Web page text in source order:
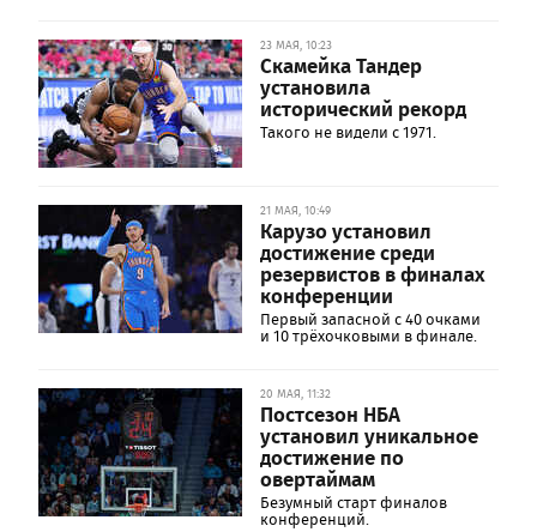
23 МАЯ, 10:23
Скамейка Тандер
установила
исторический рекорд
Такого не видели с 1971.
21 МАЯ, 10:49
Карузо установил
достижение среди
резервистов в финалах
конференции
Первый запасной с 40 очками
и 10 трёхочковыми в финале.
20 МАЯ, 11:32
Постсезон НБА
установил уникальное
достижение по
овертаймам
Безумный старт финалов
конференций.